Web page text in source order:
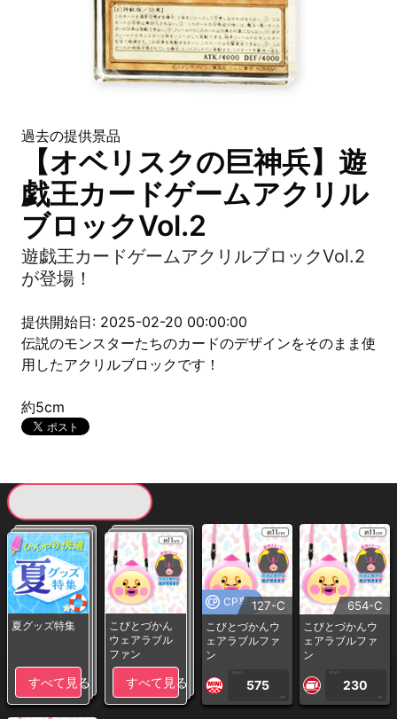
過去の提供景品
【オベリスクの巨神兵】遊
戯王カードゲームアクリル
ブロックVol.2
遊戯王カードゲームアクリルブロックVol.2
が登場！
提供開始日: 2025-02-20 00:00:00
伝説のモンスターたちのカードのデザインをそのまま使
用したアクリルブロックです！
約5cm
夏グッズ特集
すべて見る
こびとづかん
ウェアラブル
ファン
すべて見る
CP専用127-C
こびとづかんウ
ェアラブルファ
ン
1PLAY
575
CP
654-C
こびとづかんウ
ェアラブルファ
ン
1PLAY
230
CP